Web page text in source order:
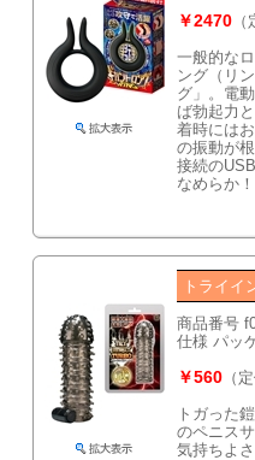
￥2470
一般的な
ング（リ
グ」。電
ば勃起力
着時には
の振動が
接続の
なめらか
トライ
商品番号
仕様 パッ
￥560 （
トガった
のペニス
気持ちよ